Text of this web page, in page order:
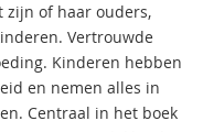
zijn of haar ouders,
Vertrouwde
Kinderen hebben
en nemen alles in
Centraal in het boek